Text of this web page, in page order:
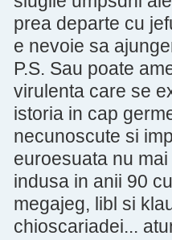
prea departe cu
e nevoie sa
P.S. Sau poate
virulenta care se
istoria in cap
necunoscute si
euroesuata nu
indusa in anii 90
megajeg, libl si
chioscariadei...